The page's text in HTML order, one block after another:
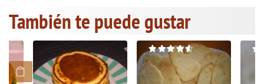
También te puede gustar